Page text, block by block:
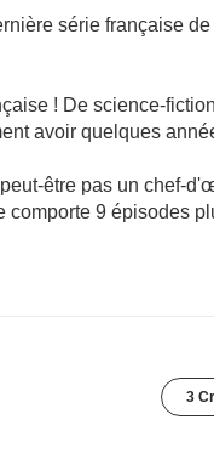
série française
! De science-
avoir quelques
être pas un chef-
comporte 9 épisodes
3